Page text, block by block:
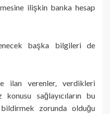
ilişkin banka hesap
başka bilgileri de
ilan verenler, verdikleri
sağlayıcıların bu
bildirmek zorunda olduğu